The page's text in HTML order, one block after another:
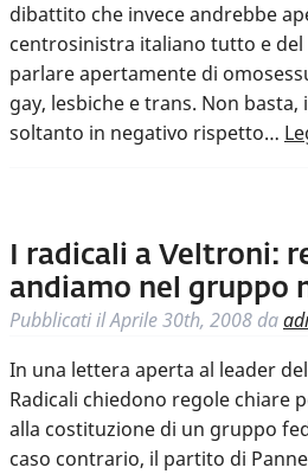
dibattito che invece andrebbe
centrosinistra italiano tutto e
parlare apertamente di
gay, lesbiche e trans. Non
soltanto in negativo rispetto…
I radicali a Veltroni:
andiamo nel gruppo
Pubblicati ilAprile 30th, 2008 da
In una lettera aperta al leader
Radicali chiedono regole chiare
alla costituzione di un gruppo
caso contrario, il partito di